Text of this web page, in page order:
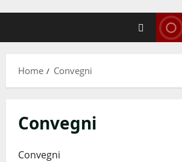
Home Convegni
Convegni
Convegni